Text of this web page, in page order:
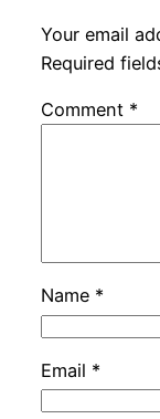
Your email
Required
Comment *
Name *
Email *